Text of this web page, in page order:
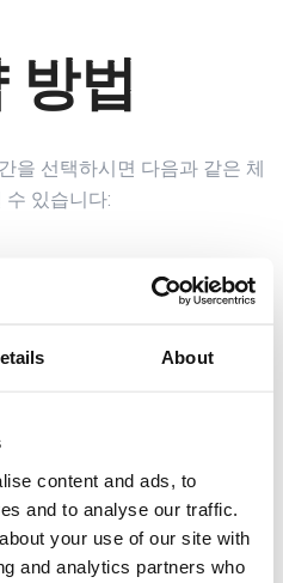
About
content and ads, to
and to analyse our traffic.
your use of our site with
and analytics partners who
방법
을 선택하시면 다음과 같은 체
수 있습니다: